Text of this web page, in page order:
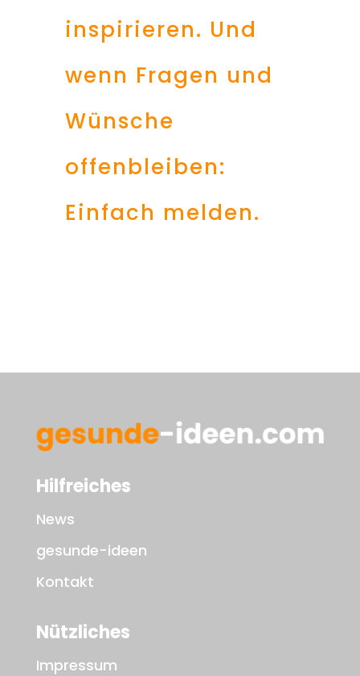
inspirieren. Und
wenn Fragen und
Wünsche
offenbleiben:
Einfach melden.
Hilfreiches
News
gesunde-ideen
Kontakt
Nützliches
Impressum